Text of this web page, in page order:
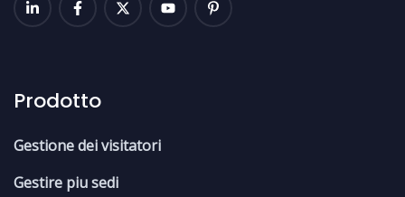
Prodotto
Gestione dei visitatori
Gestire piu sedi